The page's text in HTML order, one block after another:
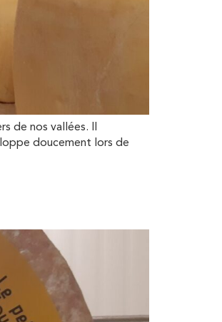
de nos vallées. Il
doucement lors de